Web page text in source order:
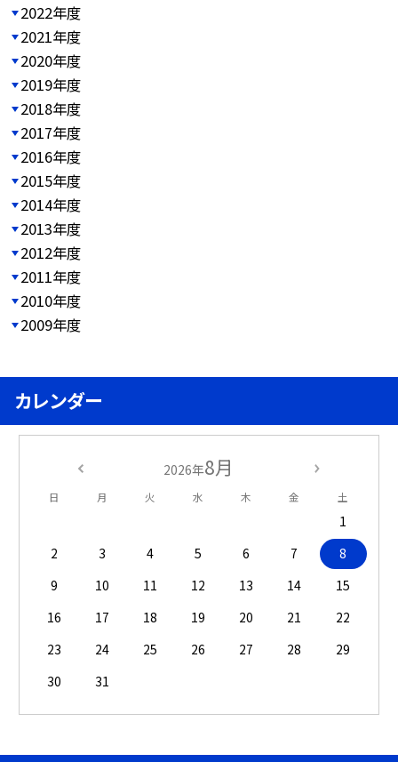
2022年度
2021年度
2020年度
2019年度
2018年度
2017年度
2016年度
2015年度
2014年度
2013年度
2012年度
2011年度
2010年度
2009年度
カレンダー
2026年8月
日 月 火 水 木 金 土
1
2
3 4 5 6 7
8
9
10 11 12 13 14
15
16
17 18 19 20 21
22
23
24 25 26 27 28
29
30
31